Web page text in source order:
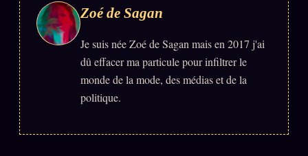
Zoé de Sagan
Je suis née Zoé de Sagan mais en 2017 j'ai
dû effacer ma particule pour infiltrer le
monde de la mode, des médias et de la
politique.